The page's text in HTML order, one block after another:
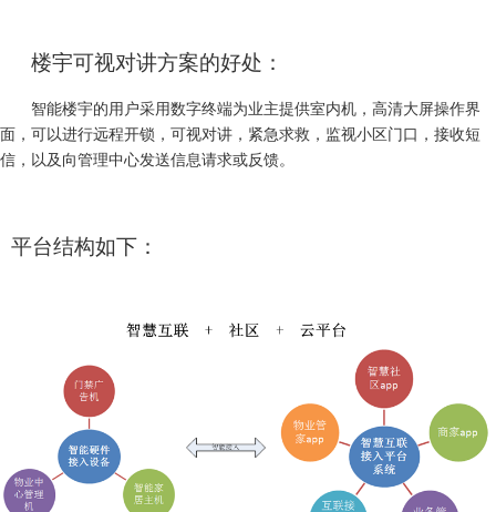
楼宇可视对讲方案的好处：
智能楼宇的用户采用数字终端为业主提供室内机，高清大屏操作界
面，可以进行远程开锁，可视对讲，紧急求救，监视小区门口，接收短
信，以及向管理中心发送信息请求或反馈。
平台结构如下：